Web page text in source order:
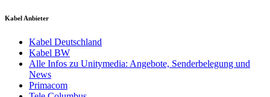
Kabel Anbieter
Kabel Deutschland
Kabel BW
Alle Infos zu Unitymedia: Angebote, Senderbelegung und
News
Primacom